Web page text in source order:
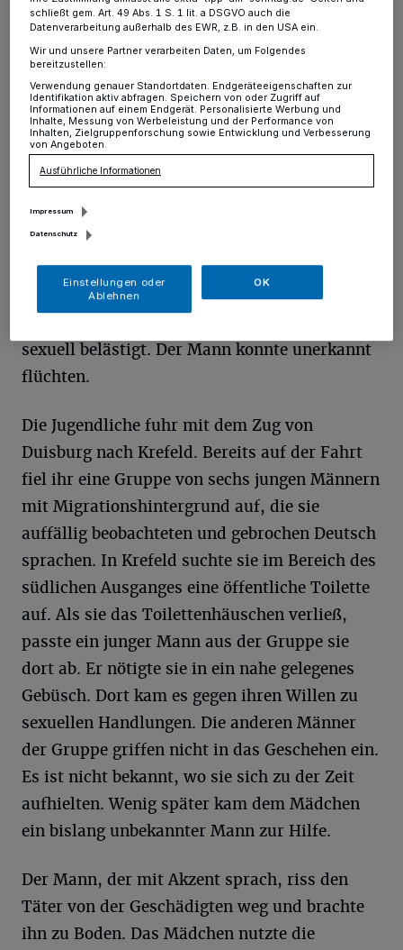
Krefeld·Eine 15-Jährige wurde am Samstagabend
durch einen Mann sexuell belästigt.Tatort sei der
Bahnhof gewesen. Zeugen werden gesucht.
25.07.2016 , 09:11 Uhr Eine Minute Lesezeit
E
in Mann habe das Mädchen gegen 18.25
sexuell belästigt. Der Mann konnte unerkannt
flüchten.
Die Jugendliche fuhr mit dem Zug von
Duisburg nach Krefeld. Bereits auf der Fahrt
fiel ihr eine Gruppe von sechs jungen Männern
mit Migrationshintergrund auf, die sie
auffällig beobachteten und gebrochen Deutsch
sprachen. In Krefeld suchte sie im Bereich des
südlichen Ausganges eine öffentliche Toilette
auf. Als sie das Toilettenhäuschen verließ,
passte ein junger Mann aus der Gruppe sie
dort ab. Er nötigte sie in ein nahe gelegenes
Gebüsch. Dort kam es gegen ihren Willen zu
sexuellen Handlungen. Die anderen Männer
der Gruppe griffen nicht in das Geschehen ein.
Es ist nicht bekannt, wo sie sich zu der Zeit
aufhielten. Wenig später kam dem Mädchen
ein bislang unbekannter Mann zur Hilfe.
Der Mann, der mit Akzent sprach, riss den
Täter von der Geschädigten weg und brachte
ihn zu Boden. Das Mädchen nutzte die
schließt gem. Art. 49 Abs. 1 S. 1 lit. a DSGVO auch die
Datenverarbeitung außerhalb des EWR, z.B. in den USA ein.
Wir und unsere Partner verarbeiten Daten, um Folgendes
bereitzustellen:
Verwendung genauer Standortdaten. Endgeräteeigenschaften zur
Identifikation aktiv abfragen. Speichern von oder Zugriff auf
Informationen auf einem Endgerät. Personalisierte Werbung und
Inhalte, Messung von Werbeleistung und der Performance von
Inhalten, Zielgruppenforschung sowie Entwicklung und Verbesserung
von Angeboten.
Ausführliche Informationen
Impressum
Datenschutz
Einstellungen oder
Ablehnen
OK